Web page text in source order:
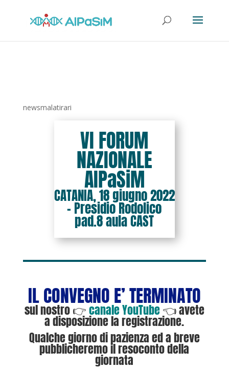
newsmalatirari
VI FORUM
NAZIONALE
AIPaSiM
CATANIA, 18 giugno 2022
– Presidio Rodolico
pad.8 aula CAST
IL CONVEGNO E’ TERMINATO
sul nostro 👉canaleYouTube👈 avete
a disposizione la registrazione.
Qualche giorno di pazienza ed a breve
pubblicheremo il resoconto della
giornata